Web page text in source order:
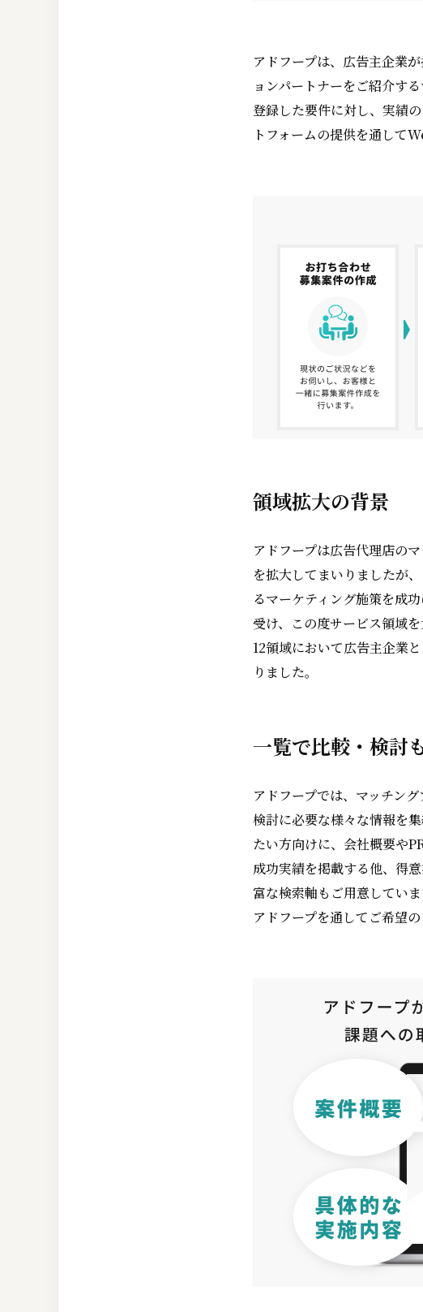
アドフープは、広告主企業
ョンパートナーをご紹介す
登録した要件に対し、実績
トフォームの提供を通して
領域拡大の背景
アドフープは広告代理店の
を拡大してまいりましたが
るマーケティング施策を成
受け、この度サービス領域
12領域において広告主企業
りました。
一覧で比較・検討
アドフープでは、マッチン
検討に必要な様々な情報を
たい方向けに、会社概要や
成功実績を掲載する他、得
富な検索軸もご用意してい
アドフープを通してご希望